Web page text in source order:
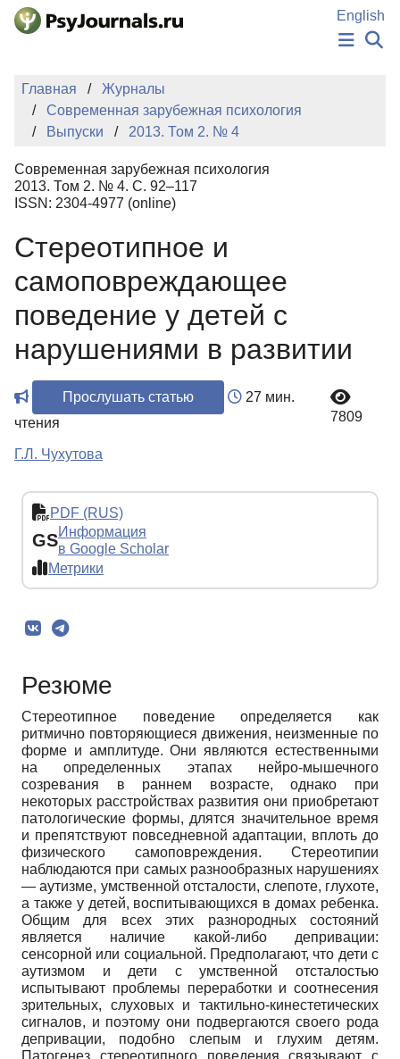
Перейти к основному содержанию
English
НОВОСТИ
ИЗДАНИЯ
АВТОРЫ
БАЗА ЗНАНИЙ
КЛЮЧЕВЫЕ СЛОВА
Регистрация
Главная
Журналы
Современная зарубежная психология
Выпуски
2013. Том 2. № 4
Современная зарубежная психология
2013. Том 2. № 4. С. 92–117
ISSN: 2304-4977 (online)
Стереотипное и
самоповреждающее
поведение у детей с
нарушениями в развитии
Прослушать статью
27 мин.
чтения
7809
Г.Л. Чухутова
PDF (RUS)
GSИнформация
в Google Scholar
Метрики
Резюме
Стереотипное поведение определяется как
ритмично повторяющиеся движения, неизменные по
форме и амплитуде. Они являются естественными
на определенных этапах нейро-мышечного
созревания в раннем возрасте, однако при
некоторых расстройствах развития они приобретают
патологические формы, длятся значительное время
и препятствуют повседневной адаптации, вплоть до
физического самоповреждения. Стереотипии
наблюдаются при самых разнообразных нарушениях
— аутизме, умственной отсталости, слепоте, глухоте,
а также у детей, воспитывающихся в домах ребенка.
Общим для всех этих разнородных состояний
является наличие какой-либо депривации:
сенсорной или социальной. Предполагают, что дети с
аутизмом и дети с умственной отсталостью
испытывают проблемы переработки и соотнесения
зрительных, слуховых и тактильно-кинестетических
сигналов, и поэтому они подвергаются своего рода
депривации, подобно слепым и глухим детям.